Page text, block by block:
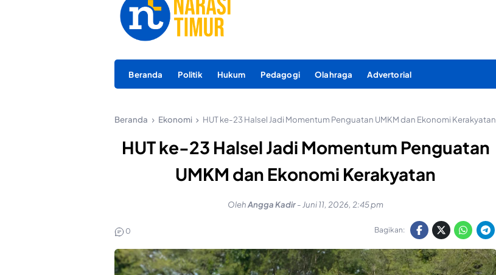
Beranda Politik Hukum Pedagogi Olahraga Advertorial
Beranda Ekonomi HUT ke-23 Halsel Jadi Momentum Penguatan UMKM dan Ekonomi Kerakyatan
HUT ke-23 Halsel Jadi Momentum Penguatan
UMKM dan Ekonomi Kerakyatan
OlehAngga Kadir- Juni 11, 2026, 2:45 pm
0 Bagikan: